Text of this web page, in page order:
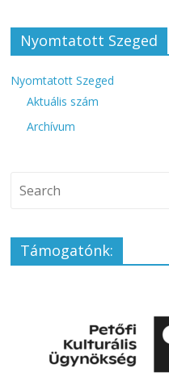
Nyomtatott Szeged
Nyomtatott Szeged
Aktuális szám
Archívum
Támogatónk: